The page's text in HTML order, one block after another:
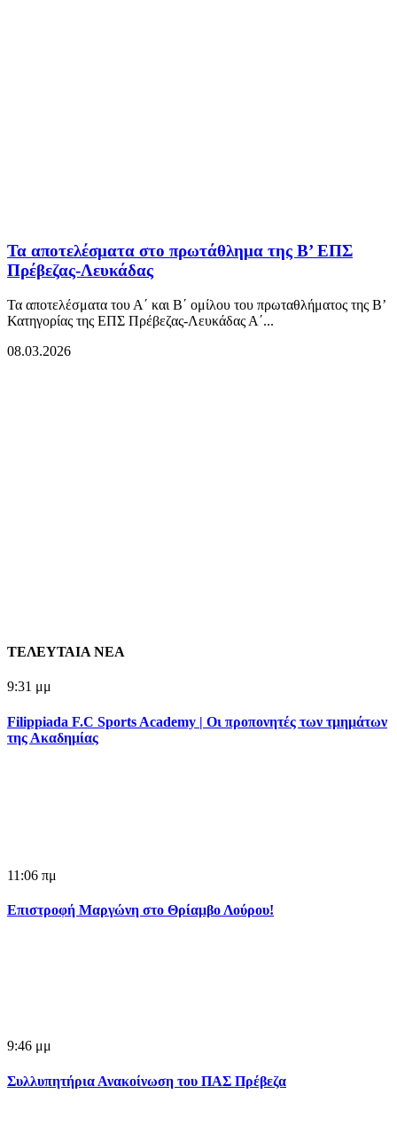
Τα αποτελέσματα στο πρωτάθλημα της Β’ ΕΠΣ
Πρέβεζας-Λευκάδας
Τα αποτελέσματα του Α΄ και Β΄ ομίλου του πρωταθλήματος της Β’
Κατηγορίας της ΕΠΣ Πρέβεζας-Λευκάδας Α΄...
08.03.2026
ΤΕΛΕΥΤΑΙΑ ΝΕΑ
9:31 μμ
Filippiada F.C Sports Academy | Οι προπονητές των τμημάτων
της Ακαδημίας
11:06 πμ
Επιστροφή Μαργώνη στο Θρίαμβο Λούρου!
9:46 μμ
Συλλυπητήρια Ανακοίνωση του ΠΑΣ Πρέβεζα